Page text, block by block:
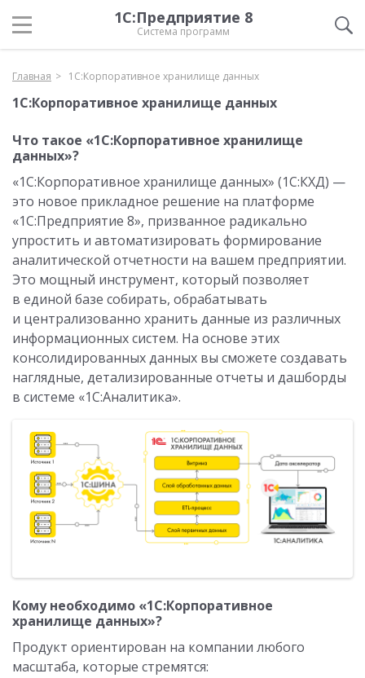
1С:Предприятие 8
Система программ
Главная 1С:Корпоративное хранилище данных
1С:Корпоративное хранилище данных
Что такое «1С:Корпоративное хранилище
данных»?
«1С:Корпоративное хранилище данных» (1С:КХД) —
это новое прикладное решение на платформе
«1С:Предприятие 8», призванное радикально
упростить и автоматизировать формирование
аналитической отчетности на вашем предприятии.
Это мощный инструмент, который позволяет
в единой базе собирать, обрабатывать
и централизованно хранить данные из различных
информационных систем. На основе этих
консолидированных данных вы сможете создавать
наглядные, детализированные отчеты и дашборды
в системе «1С:Аналитика».
Кому необходимо «1С:Корпоративное
хранилище данных»?
Продукт ориентирован на компании любого
масштаба, которые стремятся: